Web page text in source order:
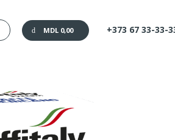
MDL 0,00 +373 67 33-33-